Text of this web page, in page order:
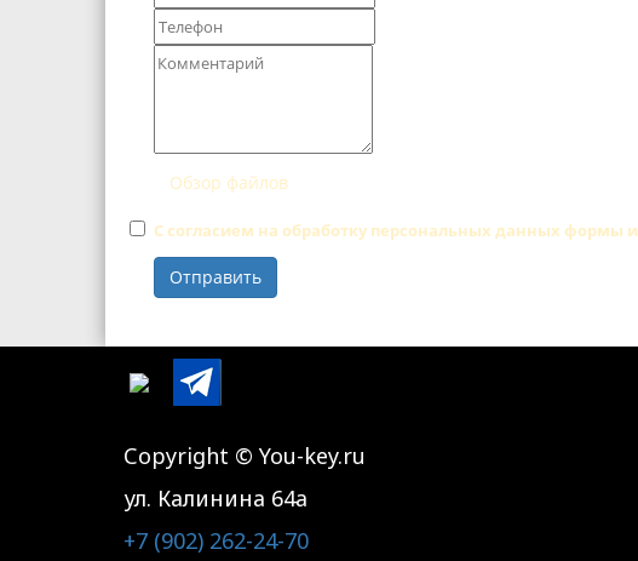
Обзор файлов
С согласием на обработку персональных данных формы и
Отправить
Сopyright © You-key.ru
ул. Калинина 64а
+7 (902) 262-24-70